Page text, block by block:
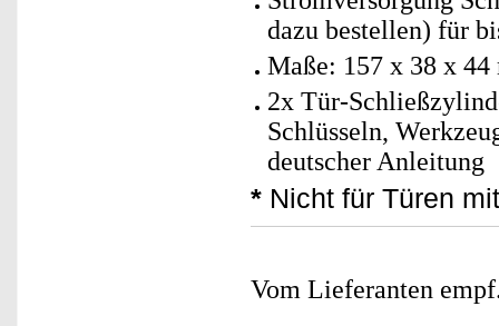
dazu bestellen) für
Maße: 157 x 38 x
2x Tür-
Schlüsseln,
deutscher Anleitung
* Nicht für Türen
Vom Lieferanten